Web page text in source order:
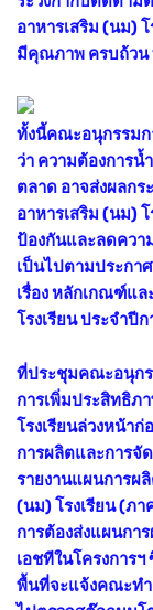
อาหารเสริม (นม)
มีคุณภาพ ครบถ้วน
ทั้งนี้คณะอนุกรรมก
ว่า ความต้องการ
ตลาด อาจส่งผลก
อาหารเสริม (นม)
ป้องกันและลดควา
เป็นไปตามประกา
เรื่อง หลักเกณฑ์แล
โรงเรียน ประจำปี
ที่ประชุมคณะอนุกร
การเพิ่มประสิทธิภ
โรงเรียนล่วงหน้า
การผลิตและการจั
รายงานแผนการผ
(นม) โรงเรียน (ภ
การต้องส่งแผนกา
เอชทีในโครงการ
พื้นที่จะแจ้งคณะทำ